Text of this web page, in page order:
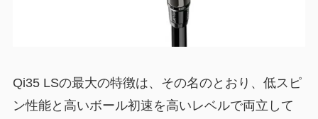
Qi35 LSの最大の特徴は、その名のとおり、低スピ
ン性能と高いボール初速を高いレベルで両立して